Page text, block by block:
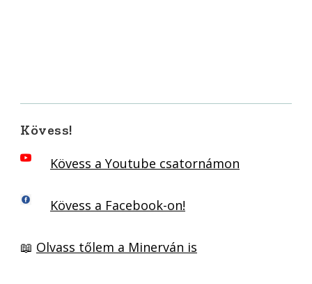
Kövess!
Kövess a Youtube csatornámon
Kövess a Facebook-on!
📖 Olvass tőlem a Minerván is